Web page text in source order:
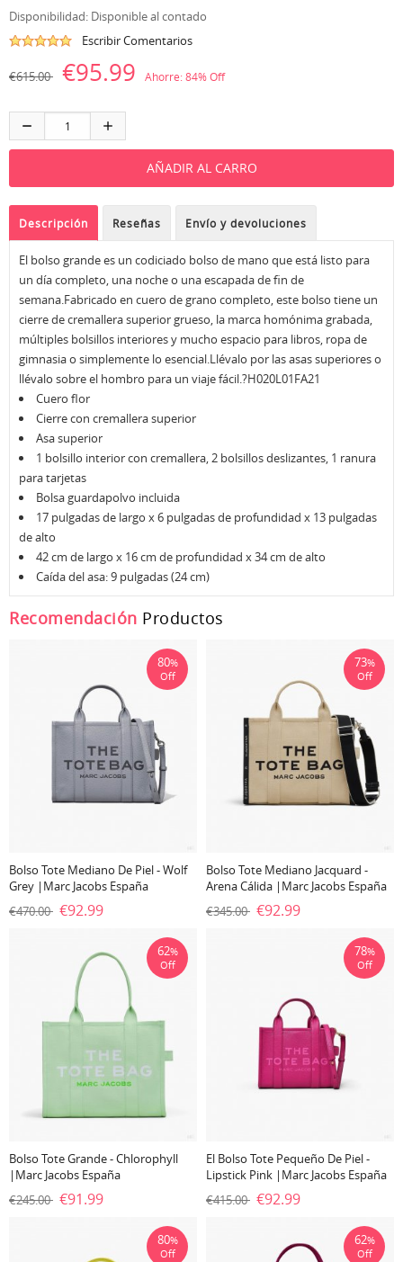
Disponibilidad: Disponible al contado
Escribir Comentarios
€615.00 €95.99 Ahorre:84% Off
Descripción Reseñas Envío y devoluciones
El bolso grande es un codiciado bolso de mano que está listo para
un día completo, una noche o una escapada de fin de
semana.Fabricado en cuero de grano completo, este bolso tiene un
cierre de cremallera superior grueso, la marca homónima grabada,
múltiples bolsillos interiores y mucho espacio para libros, ropa de
gimnasia o simplemente lo esencial.Llévalo por las asas superiores o
llévalo sobre el hombro para un viaje fácil.?H020L01FA21
Cuero flor
Cierre con cremallera superior
Asa superior
1 bolsillo interior con cremallera, 2 bolsillos deslizantes, 1 ranura
para tarjetas
Bolsa guardapolvo incluida
17 pulgadas de largo x 6 pulgadas de profundidad x 13 pulgadas
de alto
42 cm de largo x 16 cm de profundidad x 34 cm de alto
Caída del asa: 9 pulgadas (24 cm)
Recomendación Productos
Bolso Tote Mediano De Piel - Wolf
Grey |Marc Jacobs España
€470.00 €92.99
80%
Off
Bolso Tote Mediano Jacquard -
Arena Cálida |Marc Jacobs España
€345.00 €92.99
73%
Off
Bolso Tote Grande - Chlorophyll
|Marc Jacobs España
€245.00 €91.99
62%
Off
El Bolso Tote Pequeño De Piel -
Lipstick Pink |Marc Jacobs España
€415.00 €92.99
78%
Off
80%
Off
62%
Off